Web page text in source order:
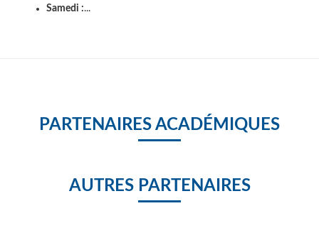
Samedi :...
PARTENAIRES ACADÉMIQUES
AUTRES PARTENAIRES